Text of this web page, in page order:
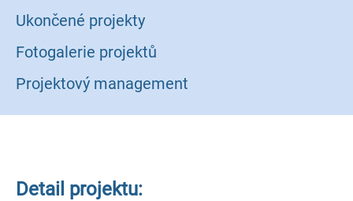
Ukončené projekty
Fotogalerie projektů
Projektový management
Detail projektu: